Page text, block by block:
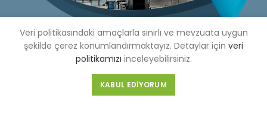
Copyright © 2020 Çetinkaya Pano |Çetinkaya Pano Fiyat
Veri politikasındaki amaçlarla sınırlı ve mevzuata uygun
şekilde çerez konumlandırmaktayız. Detaylar için veri
politikamızı inceleyebilirsiniz.
KABUL EDIYORUM